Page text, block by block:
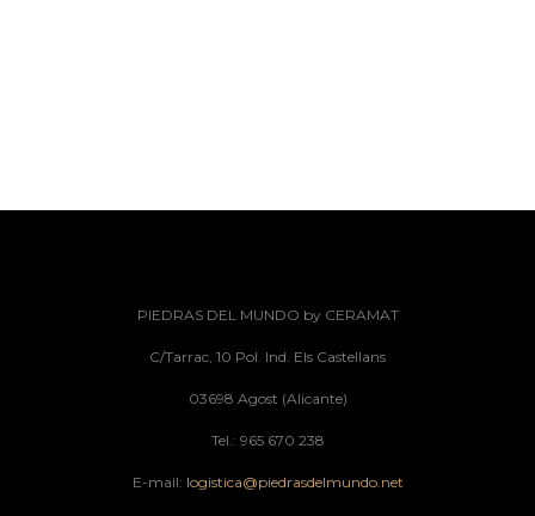
PIEDRAS DEL MUNDO by CERAMAT
C/Tarrac, 10 Pol. Ind. Els Castellans
03698 Agost (Alicante)
Tel.: 965 670 238
E-mail: logistica@piedrasdelmundo.net